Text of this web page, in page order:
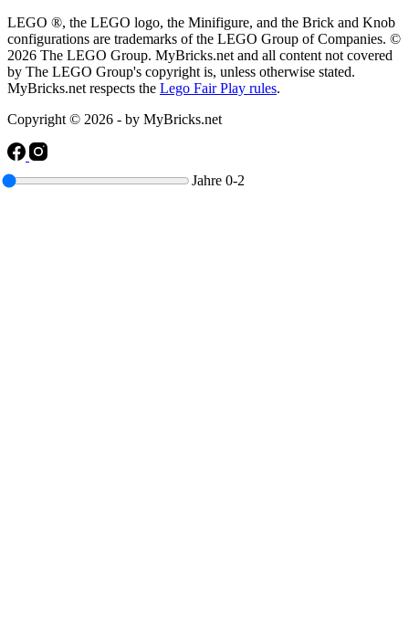
Jahre 0-2
LEGO ®, the LEGO logo, the Minifigure, and the Brick and Knob
configurations are trademarks of the LEGO Group of Companies. ©
2026 The LEGO Group. MyBricks.net and all content not covered
by The LEGO Group's copyright is, unless otherwise stated.
MyBricks.net respects the Lego Fair Play rules.
Copyright © 2026 - by MyBricks.net